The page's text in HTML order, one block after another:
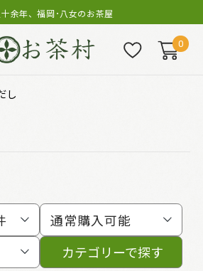
余年、福岡･八女のお茶屋
0
し
通常購入可能
カテゴリーで探す